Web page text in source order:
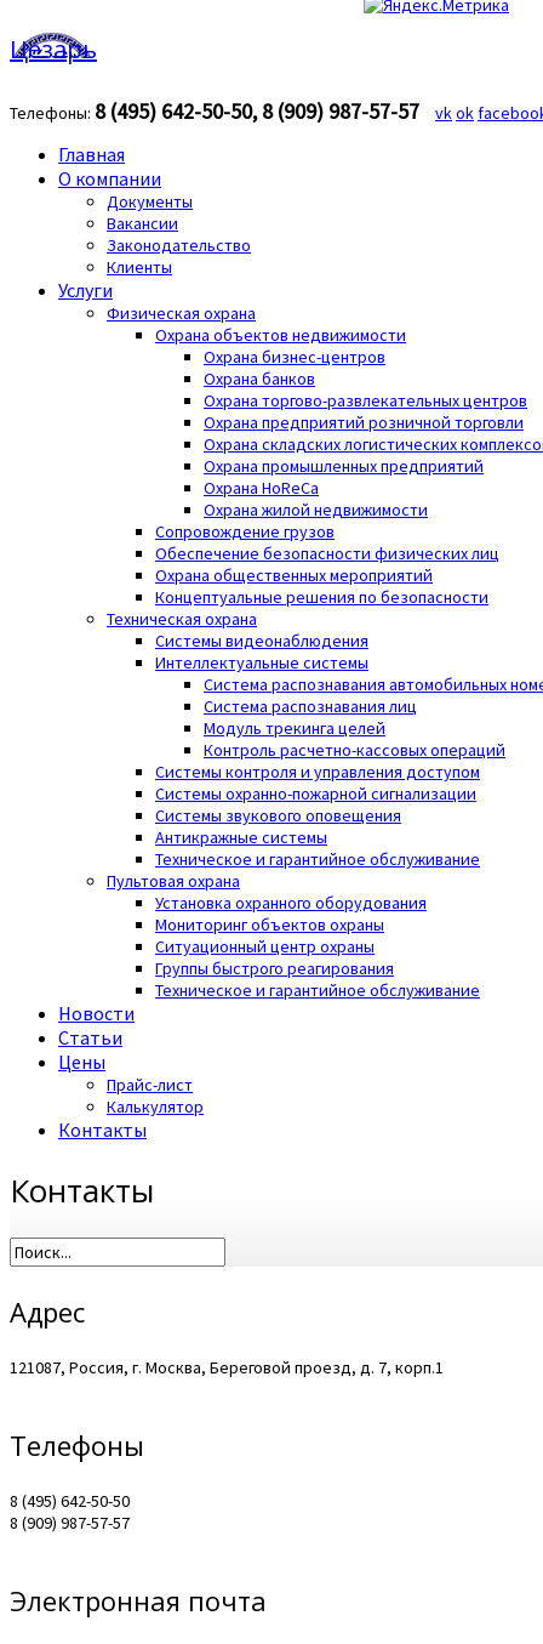
Цезарь
Телефоны: 8 (495) 642-50-50, 8 (909) 987-57-57 vkok
Главная
О компании
Документы
Вакансии
Законодательство
Клиенты
Услуги
Физическая охрана
Охрана объектов недвижимости
Охрана бизнес-центров
Охрана банков
Охрана торгово-развлекательных центров
Охрана предприятий розничной торговли
Охрана складских логистических
Охрана промышленных предприятий
Охрана HoReCa
Охрана жилой недвижимости
Сопровождение грузов
Обеспечение безопасности физических лиц
Охрана общественных мероприятий
Концептуальные решения по безопасности
Техническая охрана
Системы видеонаблюдения
Интеллектуальные системы
Система распознавания автомобильных
Система распознавания лиц
Модуль трекинга целей
Контроль расчетно-кассовых операций
Системы контроля и управления доступом
Системы охранно-пожарной сигнализации
Системы звукового оповещения
Антикражные системы
Техническое и гарантийное обслуживание
Пультовая охрана
Установка охранного оборудования
Мониторинг объектов охраны
Ситуационный центр охраны
Группы быстрого реагирования
Техническое и гарантийное обслуживание
Новости
Статьи
Цены
Прайс-лист
Калькулятор
Контакты
Контакты
Адрес
121087, Россия, г. Москва, Береговой проезд, д. 7, корп.1
Телефоны
8 (495) 642-50-50
8 (909) 987-57-57
Электронная почта